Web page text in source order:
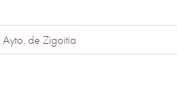
Ayto. de Zigoitia